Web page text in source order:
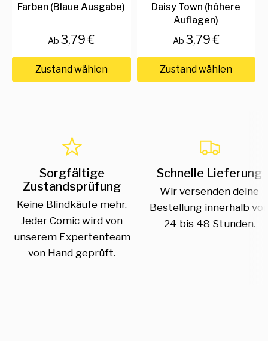
Farben (Blaue Ausgabe)
Ab 3,79 €
Zustand wählen
Daisy Town (höhere
Auflagen)
Ab 3,79 €
Zustand wählen
Sorgfältige
Zustandsprüfung
Keine Blindkäufe mehr.
Jeder Comic wird von
unserem Expertenteam
von Hand geprüft.
Schnelle Lieferung
Wir versenden deine
Bestellung innerhalb
24 bis 48 Stunden.